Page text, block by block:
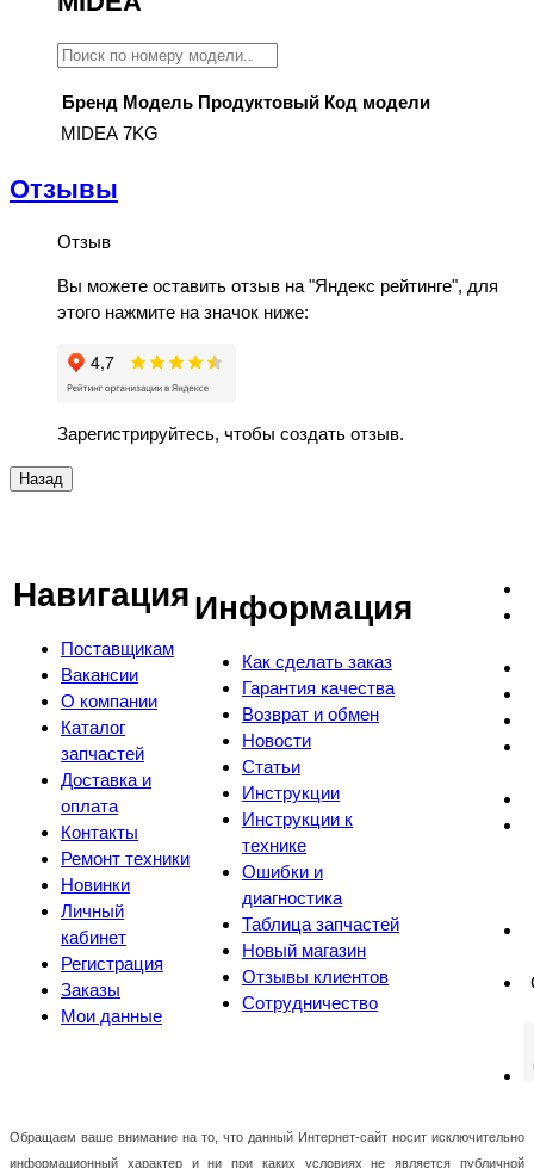
Бренд Модель Продуктовый Код модели
MIDEA 7KG
Отзывы
Отзыв
Вы можете оставить отзыв на "Яндекс рейтинге", для
этого нажмите на значок ниже:
Зарегистрируйтесь, чтобы создать отзыв.
Навигация
Поставщикам
Вакансии
О компании
Каталог
запчастей
Доставка и
оплата
Контакты
Ремонт техники
Новинки
Личный
кабинет
Регистрация
Заказы
Мои данные
Информация
Как сделать заказ
Гарантия качества
Возврат и обмен
Новости
Статьи
Инструкции
Инструкции к
технике
Ошибки и
диагностика
Таблица запчастей
Новый магазин
Отзывы клиентов
Сотрудничество
Обращаем ваше внимание на то, что данный Интернет-сайт носит исключительно
информационный характер и ни при каких условиях не является публичной